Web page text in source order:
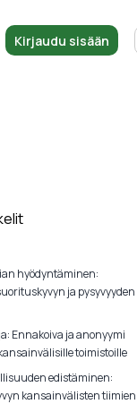
Kirjaudu sisään
hyödyntäminen:
ja pysyvyyden
Ennakoiva ja anonyymi
toimistoille
edistäminen:
kansainvälisten tiimien